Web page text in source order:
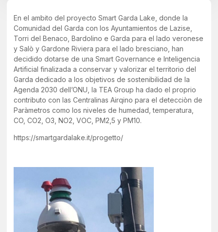
En el ambito del proyecto Smart Garda Lake, donde la
Comunidad del Garda con los Ayuntamientos de Lazise,
Torri del Benaco, Bardolino e Garda para el lado veronese
y Salò y Gardone Riviera para el lado bresciano, han
decidido dotarse de una Smart Governance e Inteligencia
Artificial finalizada a conservar y valorizar el territorio del
Garda dedicado a los objetivos de sostenibilidad de la
Agenda 2030 dell’ONU , la TEA Group ha dado el proprio
contributo con las Centralinas Airqino para el detecciòn de
Paràmetros como los niveles de humedad, temperatura,
CO, CO2, O3, NO2, VOC, PM2,5 y PM10.
https://smartgardalake.it/progetto/